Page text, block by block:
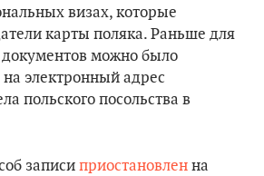
визах, которые
карты поляка. Раньше для
документов можно было
на электронный адрес
польского посольства в
записи приостановлен на